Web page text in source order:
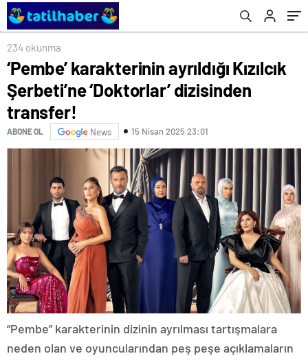
234 okunma
‘Pembe’ karakterinin ayrıldığı Kızılcık
Şerbeti’ne ‘Doktorlar’ dizisinden
transfer!
ABONE OL News 15 Nisan 2025 23:01
“Pembe” karakterinin dizinin ayrılması tartışmalara
neden olan ve oyuncularından peş peşe açıklamaların